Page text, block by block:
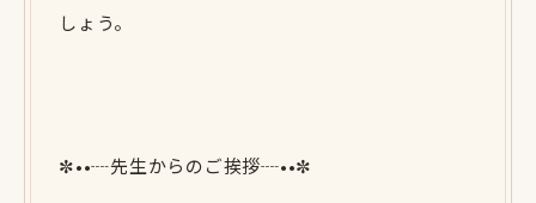
しょう。
✼••┈先生からのご挨拶┈••✼